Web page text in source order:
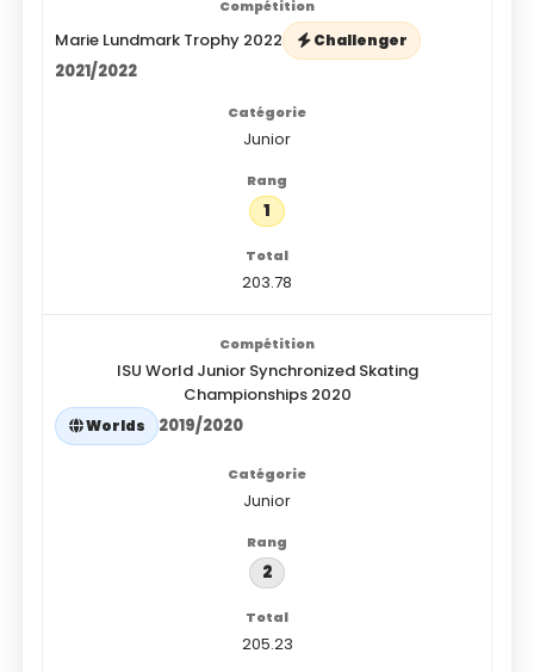
Marie Lundmark Trophy 2022 Challenger
2021/2022
Junior
1
203.78
ISU World Junior Synchronized Skating
Championships 2020
Worlds 2019/2020
Junior
2
205.23